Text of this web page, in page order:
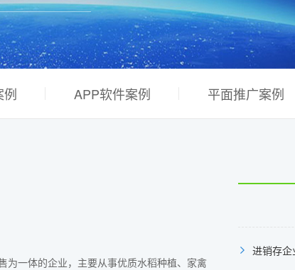
例 APP软件案例 平面推广案例
一体的企业，主要从事优质水稻种植、家禽
进销存